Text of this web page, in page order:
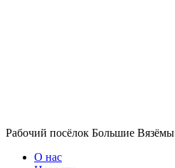
Рабочий посёлок Большие Вязёмы
О нас